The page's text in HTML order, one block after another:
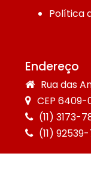
Política
Endereço
Rua das
CEP
(11) 3173-
(11)